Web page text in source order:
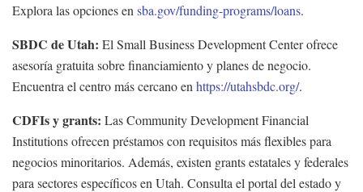
Explora las opciones en sba.gov/funding-programs/loans.
SBDC de Utah: El Small Business Development Center ofrece
asesoría gratuita sobre financiamiento y planes de negocio.
Encuentra el centro más cercano en https://utahsbdc.org/.
CDFIs y grants: Las Community Development Financial
Institutions ofrecen préstamos con requisitos más flexibles para
negocios minoritarios. Además, existen grants estatales y federales
para sectores específicos en Utah. Consulta el portal del estado y